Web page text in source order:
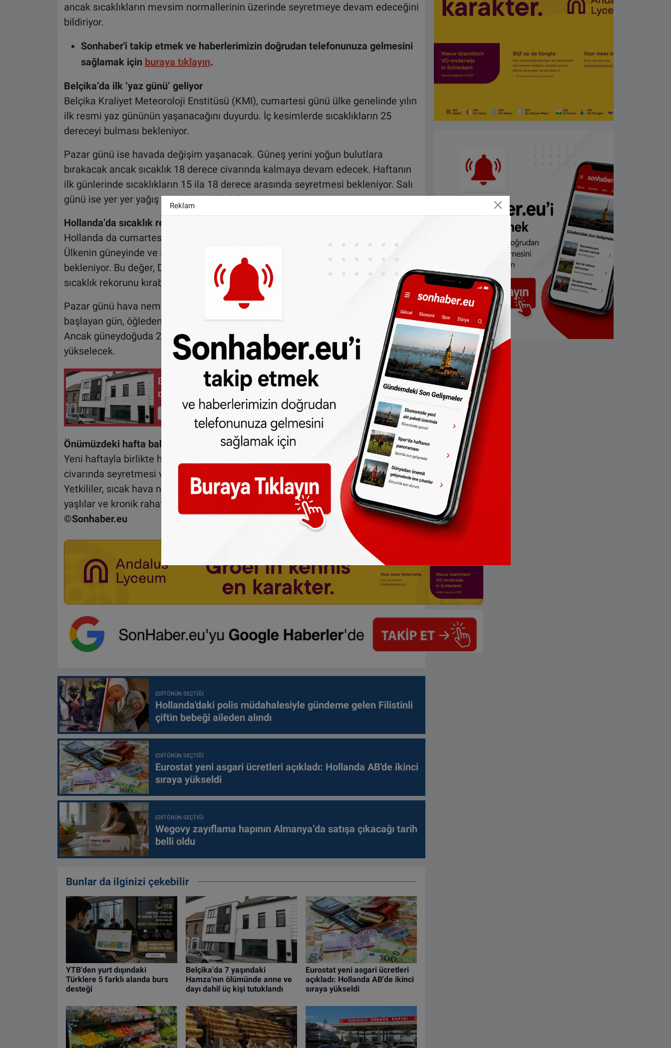
ancak sıcaklıkların mevsim normallerinin üzerinde seyretmeye devam edeceğini
bildiriyor.
Sonhaber'i takip etmek ve haberlerimizin doğrudan telefonunuza gelmesini
sağlamak için buraya tıklayın.
Belçika’da ilk ‘yaz günü’ geliyor
Belçika Kraliyet Meteoroloji Enstitüsü (KMI), cumartesi günü ülke genelinde yılın
ilk resmi yaz gününün yaşanacağını duyurdu. İç kesimlerde sıcaklıkların 25
dereceyi bulması bekleniyor.
Pazar günü ise havada değişim yaşanacak. Güneş yerini yoğun bulutlara
bırakacak ancak sıcaklık 18 derece civarında kalmaya devam edecek. Haftanın
ilk günlerinde sıcaklıkların 15 ila 18 derece arasında seyretmesi bekleniyor. Salı
günü ise yer yer yağış geçişleri görülebilir.
Hollanda’da sıcaklık rekoru kırılabilir
Hollanda da cumartesi günü alışılmadık derecede sıcak bir gün geçirecek.
Ülkenin güneyinde ve iç kesimlerinde sıcaklıkların 25 dereceye kadar yükselmesi
bekleniyor. Bu değer, De Bilt’te 1939 yılında kaydedilen 23,4 derecelik 12 Nisan
sıcaklık rekorunu kırabilir.
Pazar günü hava nemli ve bunaltıcı olacak. Sabah saatlerinde yağmurla
başlayan gün, öğleden sonra batıdan gelen açık hava ile biraz rahatlayacak.
Ancak güneydoğuda 20 dereceye ulaşan sıcaklıklarla birlikte nem oranı da
yükselecek.
Belçika'da 7 yaşındaki Hamza'nın ölümünde anne ve dayı
dahil üç kişi tutuklandı
Önümüzdeki hafta bahar havası
Yeni haftayla birlikte hem Belçika’da hem de Hollanda’da sıcaklıkların 18 derece
civarında seyretmesi ve bahar havasının etkisini sürdürmesi bekleniyor.
Yetkililer, sıcak hava nedeniyle yaşanabilecek sağlık sorunlarına karşı özellikle
yaşlılar ve kronik rahatsızlığı olan kişileri dikkatli olmaları konusunda uyarıyor.
©Sonhaber.eu
EDITÖRÜN SEÇTIĞI
Hollanda'daki polis müdahalesiyle gündeme gelen Filistinli
çiftin bebeği aileden alındı
EDITÖRÜN SEÇTIĞI
Eurostat yeni asgari ücretleri açıkladı: Hollanda AB'de ikinci
sıraya yükseldi
EDITÖRÜN SEÇTIĞI
Wegovy zayıflama hapının Almanya’da satışa çıkacağı tarih
belli oldu
Bunlar da ilginizi çekebilir
YTB'den yurt dışındaki
Türklere 5 farklı alanda burs
desteği
Belçika'da 7 yaşındaki
Hamza'nın ölümünde anne ve
dayı dahil üç kişi tutuklandı
Eurostat yeni asgari ücretleri
açıkladı: Hollanda AB'de ikinci
sıraya yükseldi
Reklam